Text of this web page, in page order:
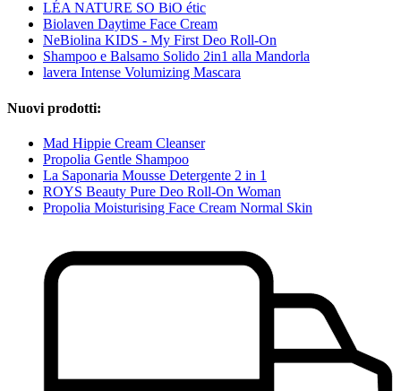
LÉA NATURE SO BiO étic
Biolaven Daytime Face Cream
NeBiolina KIDS - My First Deo Roll-On
Shampoo e Balsamo Solido 2in1 alla Mandorla
lavera Intense Volumizing Mascara
Nuovi prodotti:
Mad Hippie Cream Cleanser
Propolia Gentle Shampoo
La Saponaria Mousse Detergente 2 in 1
ROYS Beauty Pure Deo Roll-On Woman
Propolia Moisturising Face Cream Normal Skin